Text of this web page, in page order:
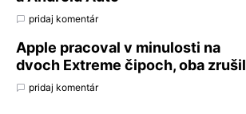
pridaj komentár
Apple pracoval v minulosti na
dvoch Extreme čipoch, oba zrušil
pridaj komentár